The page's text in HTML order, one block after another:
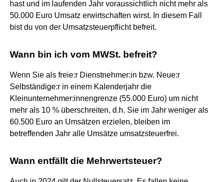
hast und im laufenden Jahr voraussichtlich nicht mehr als
50.000 Euro Umsatz erwirtschaften wirst. In diesem Fall
bist du von der Umsatzsteuerpflicht befreit.
Wann bin ich vom MWSt. befreit?
Wenn Sie als freie:r Dienstnehmer:in bzw. Neue:r
Selbständige:r in einem Kalenderjahr die
Kleinunternehmer:innengrenze (55.000 Euro) um nicht
mehr als 10 % überschreiten, d.h. Sie im Jahr weniger als
60.500 Euro an Umsätzen erzielen, bleiben im
betreffenden Jahr alle Umsätze umsatzsteuerfrei.
Wann entfällt die Mehrwertsteuer?